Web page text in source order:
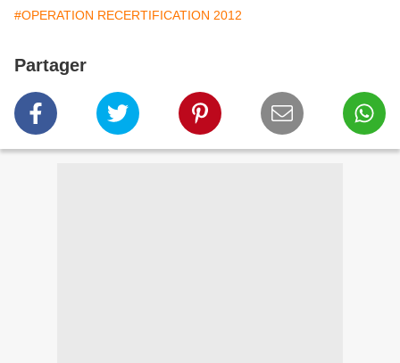
#OPERATION RECERTIFICATION 2012
Partager